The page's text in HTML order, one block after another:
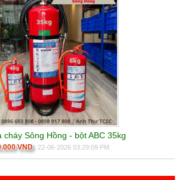
cháy Sông Hồng - bột ABC 35kg
VND 22-06-2026 03:29:09 PM